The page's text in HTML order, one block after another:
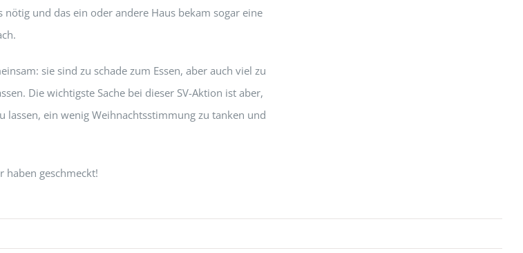
nötig und das ein oder andere Haus bekam sogar eine
sie sind zu schade zum Essen, aber auch viel zu
Die wichtigste Sache bei dieser SV-Aktion ist aber,
lassen, ein wenig Weihnachtsstimmung zu tanken und
haben geschmeckt!